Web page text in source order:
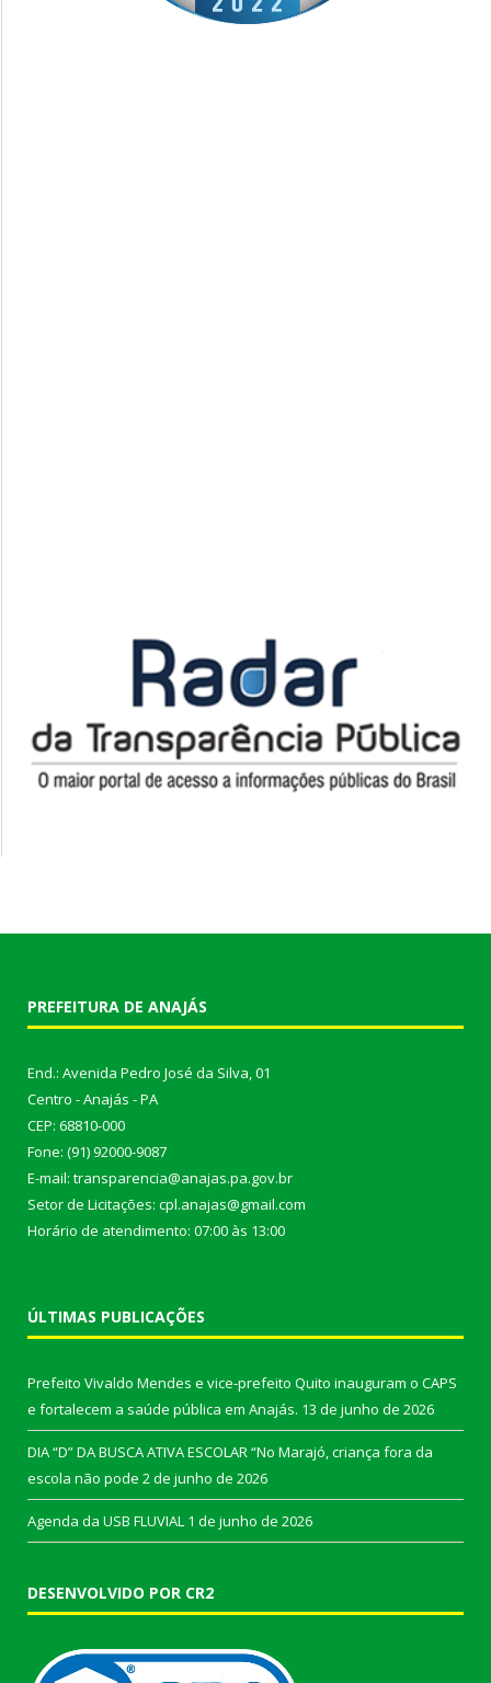
PREFEITURA DE ANAJÁS
End.: Avenida Pedro José da Silva, 01
Centro - Anajás - PA
CEP: 68810-000
Fone: (91) 92000-9087
E-mail: transparencia@anajas.pa.gov.br
Setor de Licitações: cpl.anajas@gmail.com
Horário de atendimento: 07:00 às 13:00
ÚLTIMAS PUBLICAÇÕES
Prefeito Vivaldo Mendes e vice-prefeito Quito inauguram o CAPS
e fortalecem a saúde pública em Anajás. 13 de junho de 2026
DIA “D” DA BUSCA ATIVA ESCOLAR “No Marajó, criança fora da
escola não pode 2 de junho de 2026
Agenda da USB FLUVIAL 1 de junho de 2026
DESENVOLVIDO POR CR2